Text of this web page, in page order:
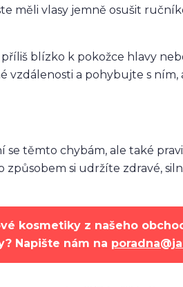
měli vlasy jemně osušit
blízko k pokožce hlavy
vzdálenosti a pohybujte s
se těmto chybám, ale také
si udržíte zdravé,
kosmetiky z našeho
Napište nám na